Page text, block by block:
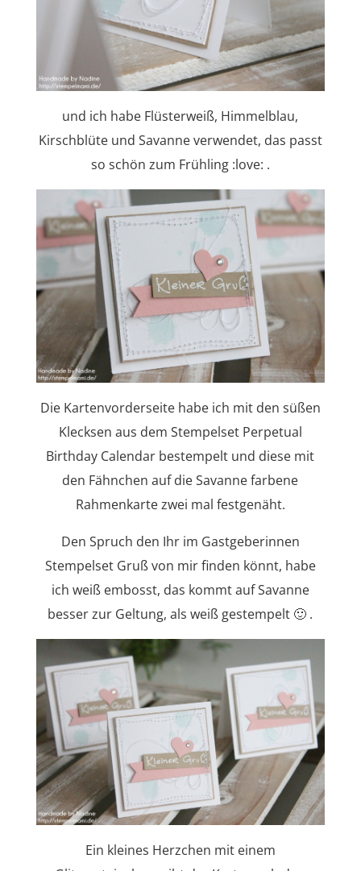
und ich habe Flüsterweiß, Himmelblau,
Kirschblüte und Savanne verwendet, das passt
so schön zum Frühling :love: .
Die Kartenvorderseite habe ich mit den süßen
Klecksen aus dem Stempelset Perpetual
Birthday Calendar bestempelt und diese mit
den Fähnchen auf die Savanne farbene
Rahmenkarte zwei mal festgenäht.
Den Spruch den Ihr im Gastgeberinnen
Stempelset Gruß von mir finden könnt, habe
ich weiß embosst, das kommt auf Savanne
besser zur Geltung, als weiß gestempelt 🙂 .
Ein kleines Herzchen mit einem